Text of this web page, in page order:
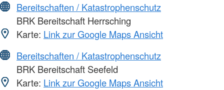
Bereitschaften / Katastrophenschutz
BRK Bereitschaft Herrsching
Karte: Link zur Google Maps Ansicht
Bereitschaften / Katastrophenschutz
BRK Bereitschaft Seefeld
Karte: Link zur Google Maps Ansicht